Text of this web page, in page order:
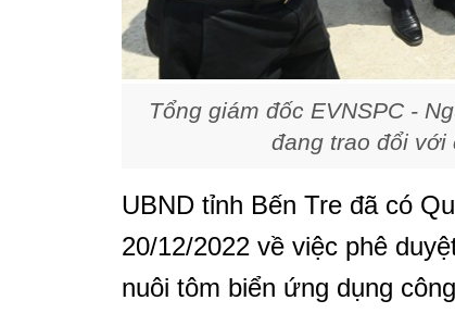
Tổng giám đốc EVNSPC -
đang trao đổi
UBND tỉnh Bến Tre đã có
20/12/2022 về việc phê
nuôi tôm biển ứng dụng